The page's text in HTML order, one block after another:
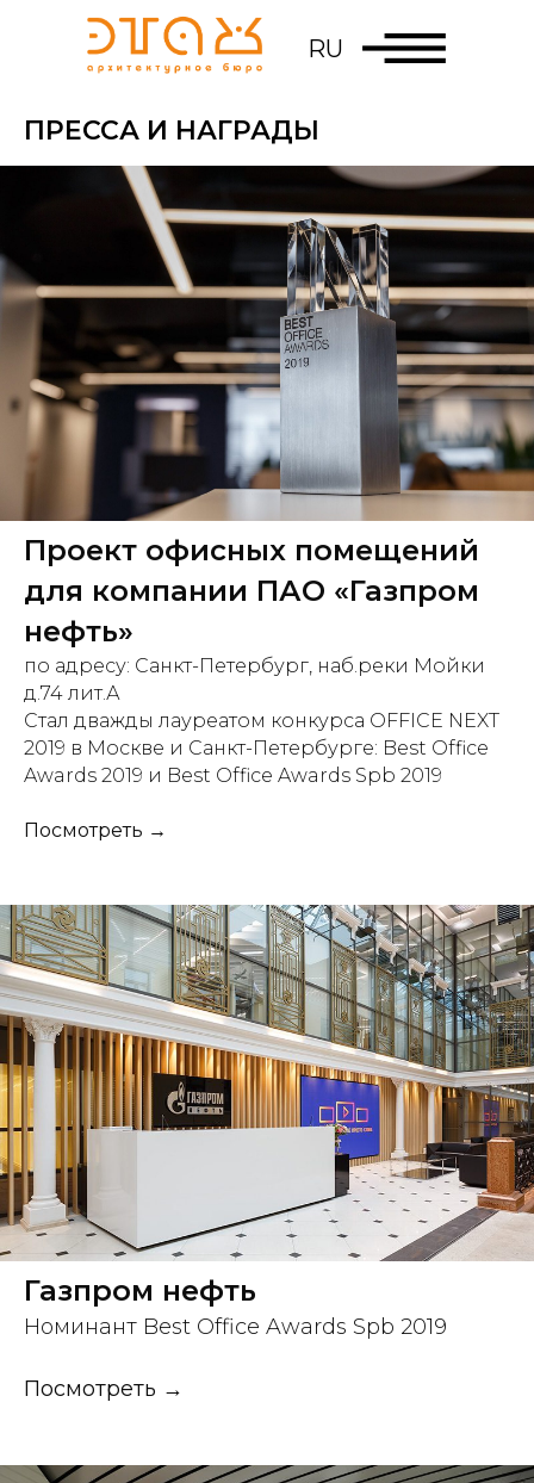
RU
ПРЕССА И НАГРАДЫ
Проект офисных помещений
для компании ПАО «Газпром
нефть»
по адресу: Санкт-Петербург, наб.реки Мойки
д.74 лит.А
Стал дважды лауреатом конкурса OFFICE NEXT
2019 в Москве и Санкт-Петербурге: Best Office
Awards 2019 и Best Office Awards Spb 2019
Посмотреть →
Газпром нефть
Номинант Best Office Awards Spb 2019
Посмотреть →